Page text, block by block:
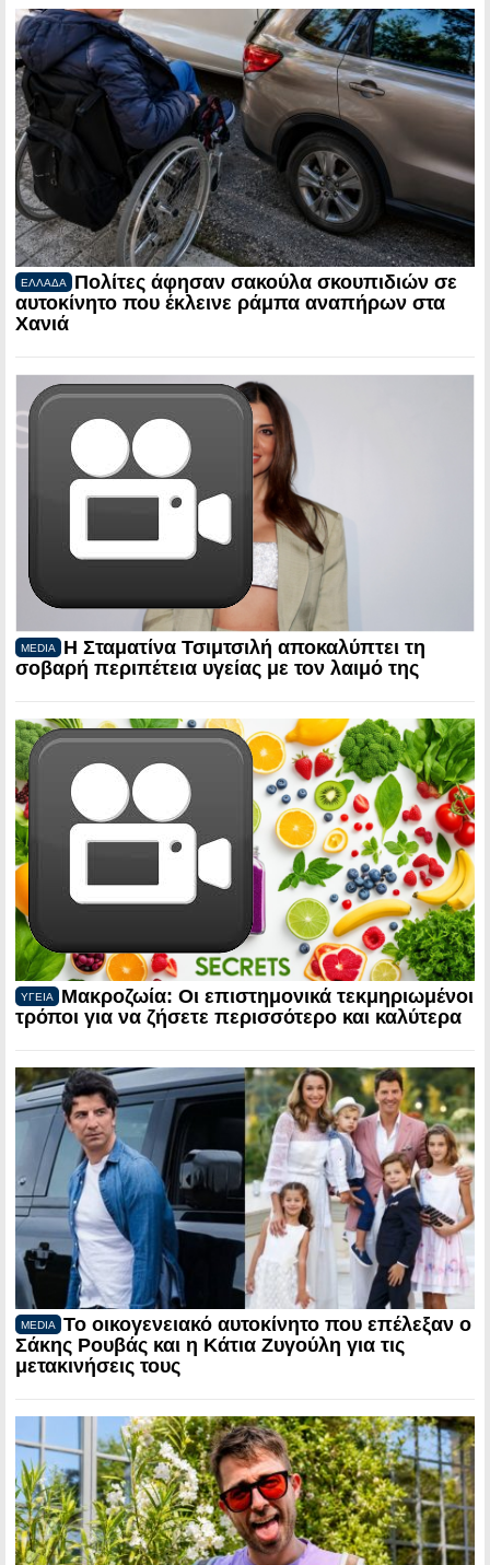
ΕΛΛΑΔΑ
Πολίτες άφησαν σακούλα σκουπιδιών σε
αυτοκίνητο που έκλεινε ράμπα αναπήρων στα
Χανιά
MEDIA
Η Σταματίνα Τσιμτσιλή αποκαλύπτει τη
σοβαρή περιπέτεια υγείας με τον λαιμό της
ΥΓΕΙΑ
Μακροζωία: Οι επιστημονικά τεκμηριωμένοι
τρόποι για να ζήσετε περισσότερο και καλύτερα
MEDIA
Το οικογενειακό αυτοκίνητο που επέλεξαν ο
Σάκης Ρουβάς και η Κάτια Ζυγούλη για τις
μετακινήσεις τους